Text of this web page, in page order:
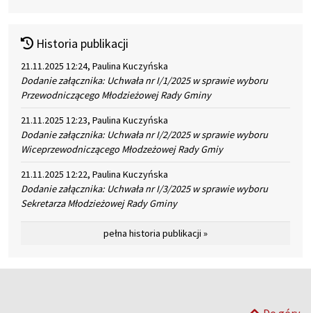
Historia publikacji
21.11.2025 12:24, Paulina Kuczyńska
Dodanie załącznika: Uchwała nr I/1/2025 w sprawie wyboru
Przewodniczącego Młodzieżowej Rady Gminy
21.11.2025 12:23, Paulina Kuczyńska
Dodanie załącznika: Uchwała nr I/2/2025 w sprawie wyboru
Wiceprzewodniczącego Młodzeżowej Rady Gmiy
21.11.2025 12:22, Paulina Kuczyńska
Dodanie załącznika: Uchwała nr I/3/2025 w sprawie wyboru
Sekretarza Młodzieżowej Rady Gminy
pełna historia publikacji »